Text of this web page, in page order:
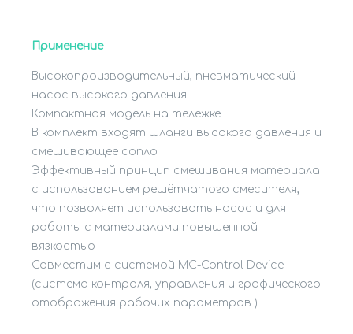
Применение
Высокопроизводительный, пневматический
насос высокого давления
Компактная модель на тележке
В комплект входят шланги высокого давления и
смешивающее сопло
Эффективный принцип смешивания материала
с использованием решётчатого смесителя,
что позволяет использовать насос и для
работы с материалами повышенной
вязкостью
Совместим с системой MC-Control Device
(система контроля, управления и графического
отображения рабочих параметров )